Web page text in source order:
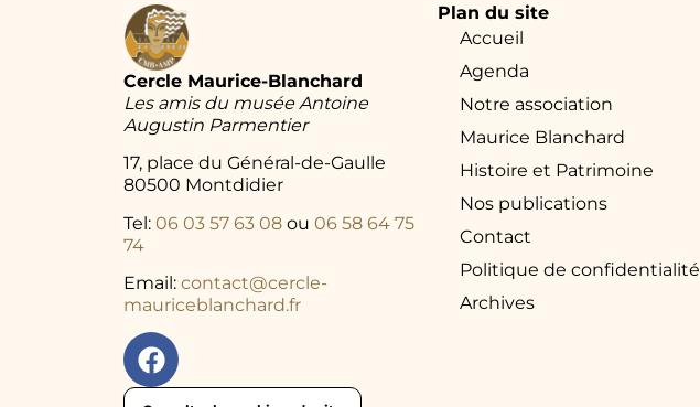
Cercle Maurice-Blanchard
Les amis du musée Antoine
Augustin Parmentier
17, place du Général-de-Gaulle
80500 Montdidier
Tel: 06 03 57 63 08 ou 06 58 64 75
74
Email: contact@cercle-
mauriceblanchard.fr
Plan du site
Accueil
Agenda
Notre association
Maurice Blanchard
Histoire et Patrimoine
Nos publications
Contact
Politique de confidentialité
Archives